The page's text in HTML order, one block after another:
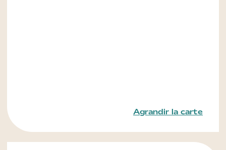
Agrandir la carte